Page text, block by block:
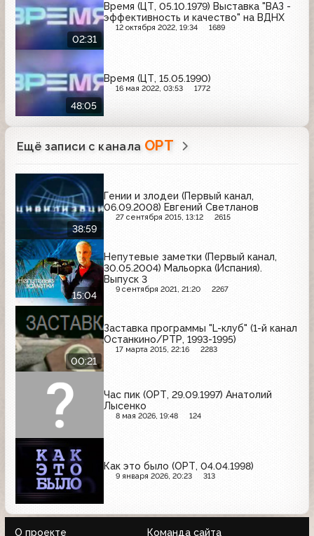
02:31
Время (ЦТ, 05.10.1979) Выставка "ВАЗ -
эффективность и качество" на ВДНХ
12 октября 2022, 19:34 1689
48:05
Время (ЦТ, 15.05.1990)
16 мая 2022, 03:53 1772
Ещё записи с канала ОРТ
38:59
Гении и злодеи (Первый канал,
06.09.2008) Евгений Светланов
27 сентября 2015, 13:12 2615
15:04
Непутевые заметки (Первый канал,
30.05.2004) Мальорка (Испания).
Выпуск 3
9 сентября 2021, 21:20 2267
00:21
Заставка программы "L-клуб" (1-й канал
Останкино/РТР, 1993-1995)
17 марта 2015, 22:16 2283
Час пик (ОРТ, 29.09.1997) Анатолий
Лысенко
8 мая 2026, 19:48 124
Как это было (ОРТ, 04.04.1998)
9 января 2026, 20:23 313
О проекте Команда сайта